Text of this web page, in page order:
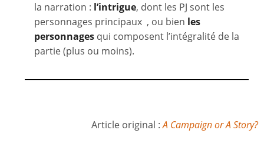
la narration : l’intrigue, dont les PJ sont les
personnages principaux , ou bien les
personnages qui composent l’intégralité de la
partie (plus ou moins).
Article original :A Campaign or A Story?